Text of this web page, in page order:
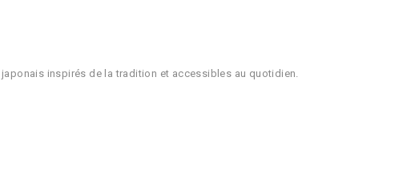
inspirés de la tradition et accessibles au quotidien.